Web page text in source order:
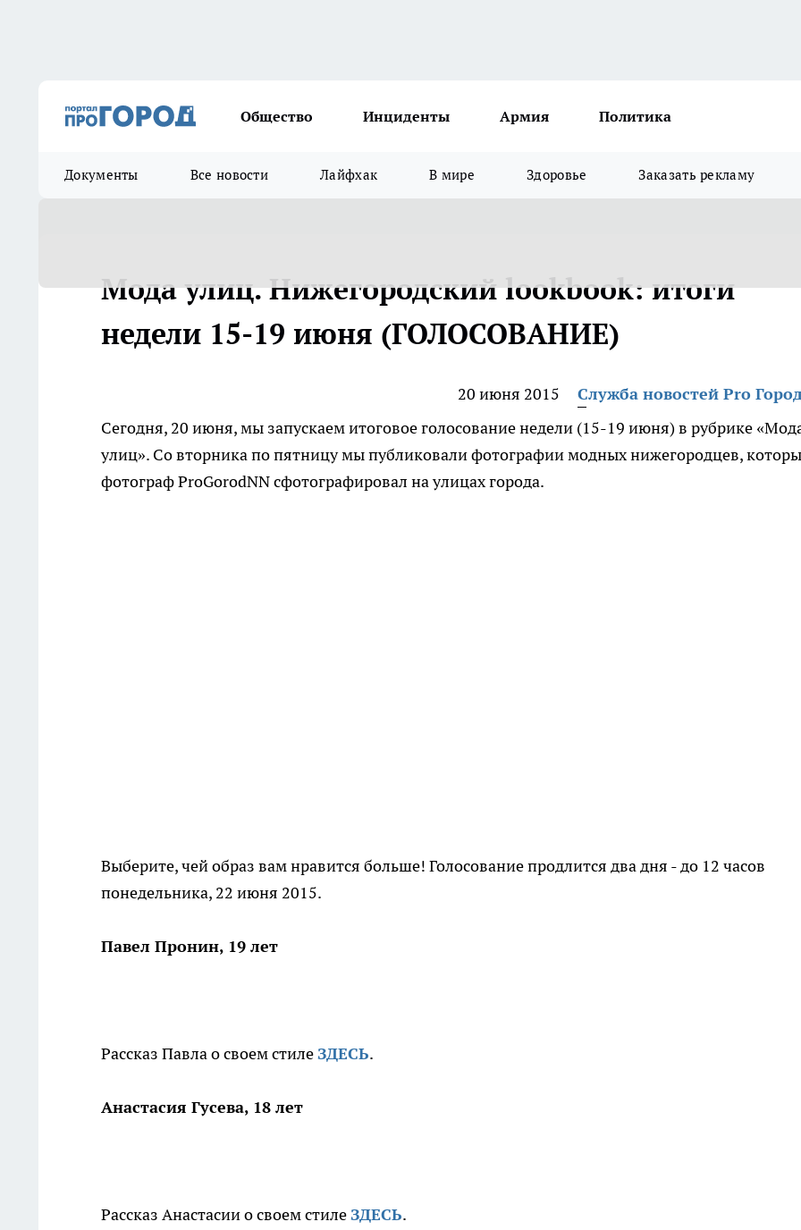
Общество Инциденты Армия Политика
Документы Все новости Лайфхак В мире Здоровье Заказать рекламу
Мода улиц. Нижегородский lookbook: итоги
недели 15-19 июня (ГОЛОСОВАНИЕ)
20 июня 2015
Служба новостей Pro
Сегодня, 20 июня, мы запускаем итоговое голосование недели (15-19 июня) в рубрике
улиц». Со вторника по пятницу мы публиковали фотографии модных нижегородцев,
фотограф ProGorodNN сфотографировал на улицах города.
Выберите, чей образ вам нравится больше! Голосование продлится два дня - до 12 часов
понедельника, 22 июня 2015.
Павел Пронин, 19 лет
Рассказ Павла о своем стилеЗДЕСЬ.
Анастасия Гусева, 18 лет
Рассказ Анастасии о своем стилеЗДЕСЬ.